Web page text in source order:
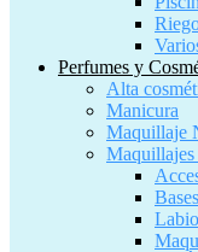
Perfumes y
Alta
Manicura
Maquillaje
Maquillajes